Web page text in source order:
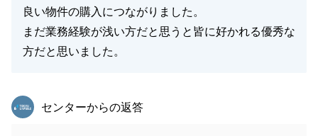
良い物件の購入につながりました。
まだ業務経験が浅い方だと思うと皆に好かれる優秀な
方だと思いました。
東急リバブル
センターからの返答